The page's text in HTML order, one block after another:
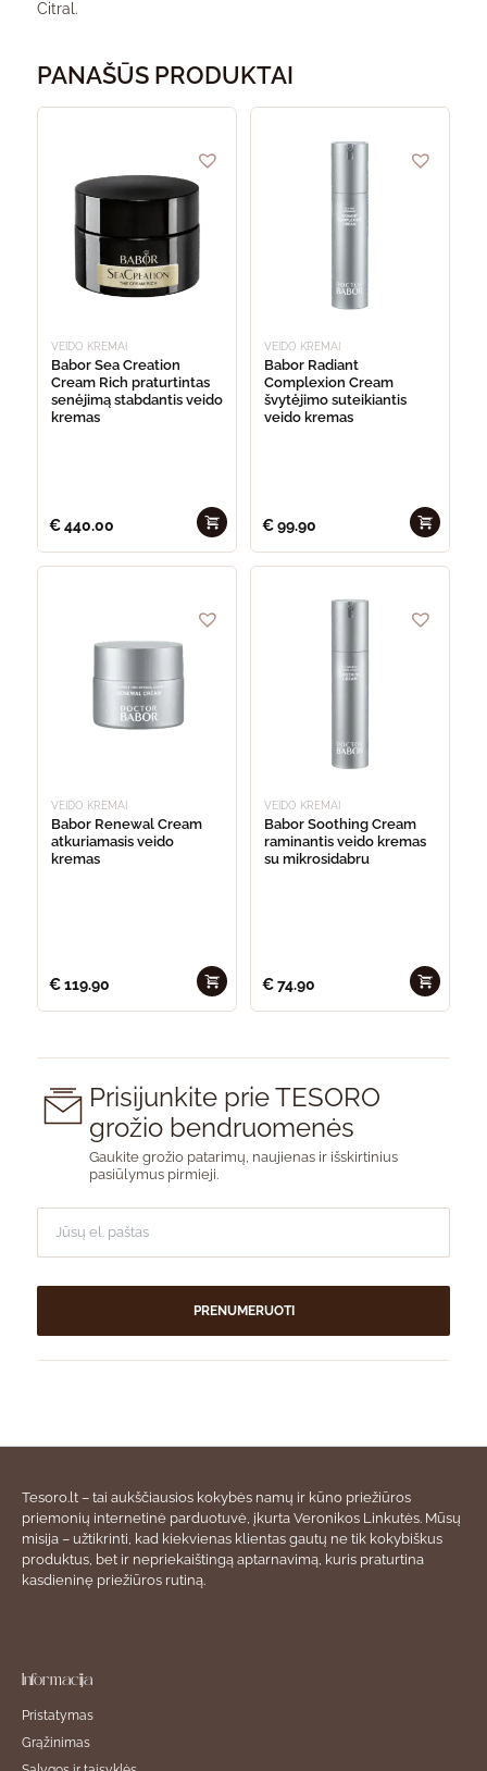
Citral.
PANAŠŪS PRODUKTAI
VEIDO KREMAI
Babor Sea Creation
Cream Rich praturtintas
senėjimą stabdantis veido
kremas
€440.00
VEIDO KREMAI
Babor Radiant
Complexion Cream
švytėjimo suteikiantis
veido kremas
€99.90
VEIDO KREMAI
Babor Renewal Cream
atkuriamasis veido
kremas
€119.90
VEIDO KREMAI
Babor Soothing Cream
raminantis veido kremas
su mikrosidabru
€74.90
Prisijunkite prie TESORO
grožio bendruomenės
Gaukite grožio patarimų, naujienas ir išskirtinius
pasiūlymus pirmieji.
PRENUMERUOTI
Tesoro.lt – tai aukščiausios kokybės namų ir kūno priežiūros
priemonių internetinė parduotuvė, įkurta Veronikos Linkutės. Mūsų
misija – užtikrinti, kad kiekvienas klientas gautų ne tik kokybiškus
produktus, bet ir nepriekaištingą aptarnavimą, kuris praturtina
kasdieninę priežiūros rutiną.
Informacija
Pristatymas
Grąžinimas